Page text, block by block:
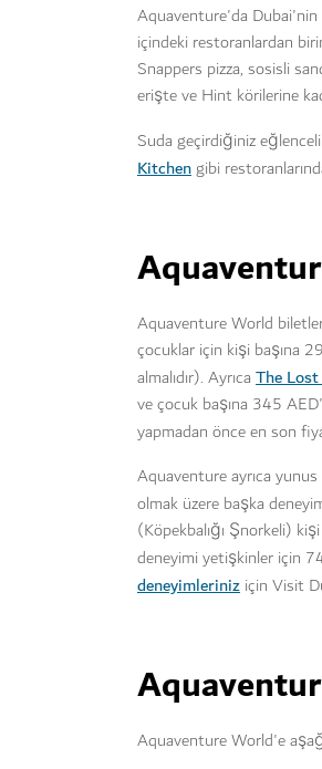
Aquaventure'da Dubai'nin
içindeki restoranlardan
Snappers pizza, sosisli
erişte ve Hint körilerine
Suda geçirdiğiniz
Kitchengibi
Aquaventure World
çocuklar için kişi başına
almalıdır). Ayrıca The
ve çocuk başına 345
yapmadan önce en son
Aquaventure ayrıca
olmak üzere başka
(Köpekbalığı Şnorkeli)
deneyimi yetişkinler için
deneyimleriniz için Visit
Aquaventure World'e